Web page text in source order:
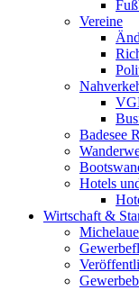
Vereine
Badesee
Hotels
Wirtschaft &